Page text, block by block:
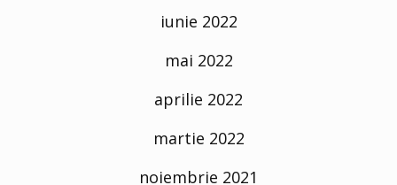
iunie 2022
mai 2022
aprilie 2022
martie 2022
noiembrie 2021